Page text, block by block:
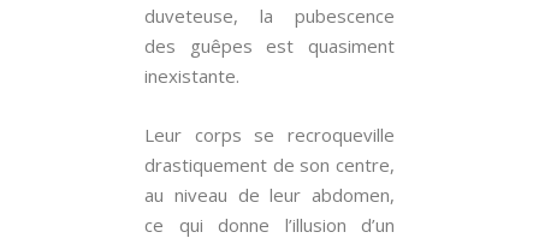
duveteuse, la pubescence
des guêpes est quasiment
inexistante.
Leur corps se recroqueville
drastiquement de son centre,
au niveau de leur abdomen,
ce qui donne l’illusion d’un